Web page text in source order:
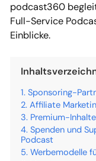
podcast360
Full-Service
Einblicke.
Sponsoring-
Affiliate
Premium-
Spenden und
Podcast
Werbemodelle